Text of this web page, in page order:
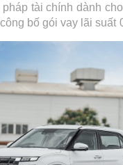
tài chính dành
bố gói vay lãi suất
xe lăn bánh tại Việt